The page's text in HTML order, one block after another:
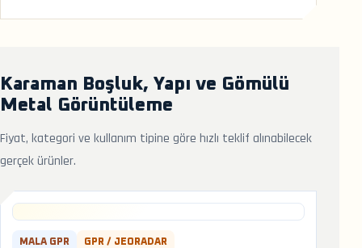
Karaman Boşluk, Yapı ve Gömülü
Metal Görüntüleme
Fiyat, kategori ve kullanım tipine göre hızlı teklif alınabilecek
gerçek ürünler.
MALA GPR GPR / JEORADAR